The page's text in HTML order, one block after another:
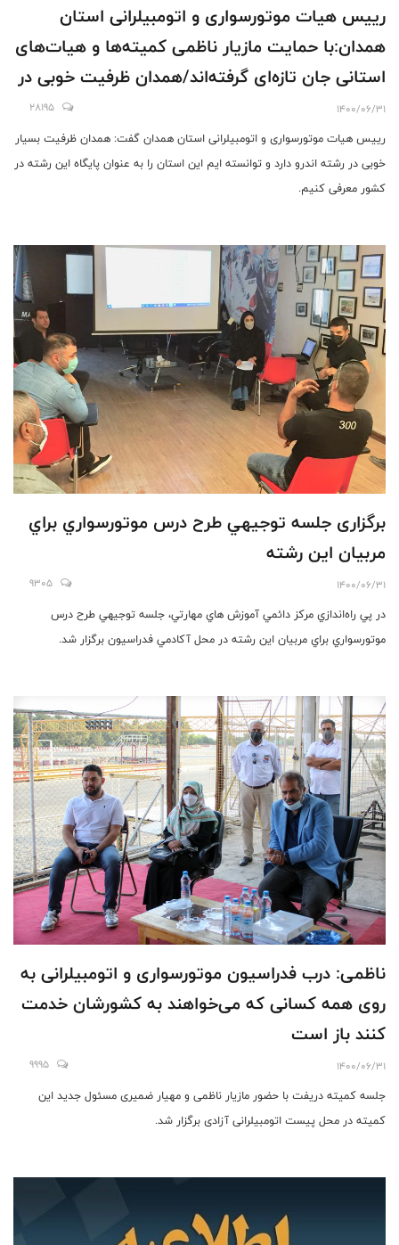
رییس هیات موتورسواری و اتومبیلرانی استان
همدان:با حمایت مازیار ناظمی کمیته‌ها و هیات‌های
استانی جان تازه‌ای گرفته‌اند/همدان ظرفیت خوبی در
رشته اندرو دارد
1400/06/31
28195
رییس هیات موتورسواری و اتومبیلرانی استان همدان گفت: همدان ظرفیت بسیار
خوبی در رشته اندرو دارد و توانسته ایم این استان را به عنوان پایگاه این رشته در
کشور معرفی کنیم.
برگزاری جلسه توجيهي طرح درس موتورسواري براي
مربيان اين رشته
1400/06/31
9305
در پي راه‌اندازي مركز دائمي آموزش هاي مهارتي، جلسه توجيهي طرح درس
موتورسواري براي مربيان اين رشته در محل آكادمي فدراسيون برگزار شد.
ناظمی: درب فدراسیون موتورسواری و اتومبیلرانی به
روی همه کسانی که می‌خواهند به کشورشان خدمت
کنند باز است
1400/06/31
9995
جلسه کمیته دریفت با حضور مازیار ناظمی و مهیار ضمیری مسئول جدید این
کمیته در محل پیست اتومبیلرانی آزادی برگزار شد.